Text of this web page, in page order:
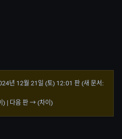
년 12월 21일 (토) 12:01 판 (새 문서:
) | 다음 판 → (차이)